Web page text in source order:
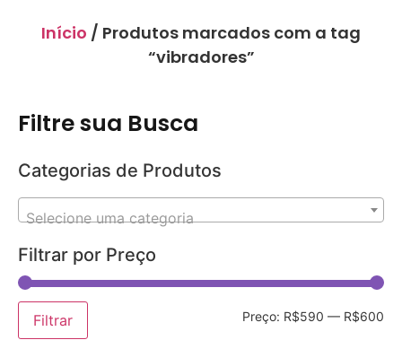
Início / Produtos marcados com a tag
“vibradores”
Filtre sua Busca
Categorias de Produtos
Selecione uma categoria
Filtrar por Preço
Filtrar Preço: R$590 — R$600